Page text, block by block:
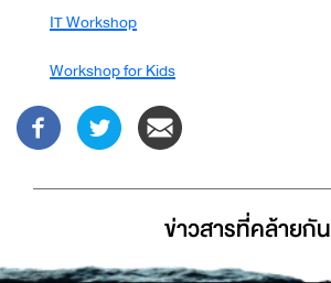
IT Workshop
Workshop for Kids
ข่าวสารที่่คล้ายกัน